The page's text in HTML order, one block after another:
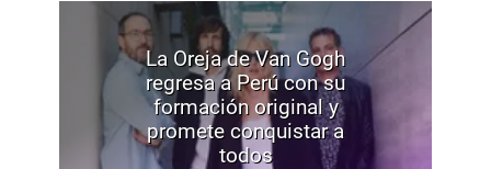
La Oreja de Van Gogh
regresa a Perú con su
formación original y
promete conquistar a
todos